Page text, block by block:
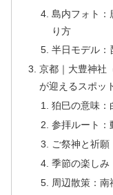
島内フォト：
り方
半日モデル：
京都｜大豊神社
が迎えるスポッ
狛巳の意味：
参拝ルート：
ご祭神と祈
季節の楽しみ
周辺散策：